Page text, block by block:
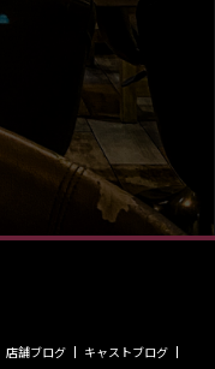
店舗ブログ キャストブログ